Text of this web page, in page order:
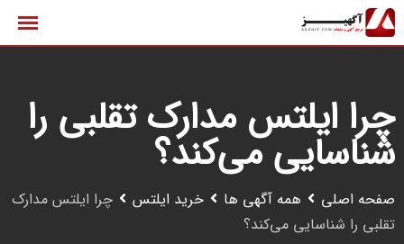
پرش
به
چرا ایلتس مدارک تقلبی را
شناسایی می‌کند؟
صفحه اصلی همه آگهی ها خرید ایلتس
چرا ایلتس مدارک
تقلبی را شناسایی می‌کند؟